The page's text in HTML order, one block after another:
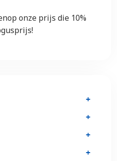
onze prijs die 10%